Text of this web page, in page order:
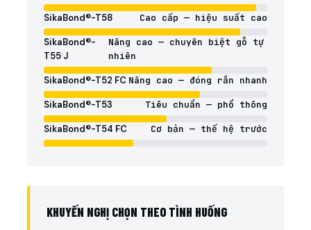
SikaBond®-T58 Cao cấp — hiệu suất cao
SikaBond®-
T55 J
Nâng cao — chuyên biệt gỗ tự
nhiên
SikaBond®-T52 FC Nâng cao — đóng rắn nhanh
SikaBond®-T53 Tiêu chuẩn — phổ thông
SikaBond®-T54 FC Cơ bản — thế hệ trước
KHUYẾN NGHỊ CHỌN THEO TÌNH HUỐNG